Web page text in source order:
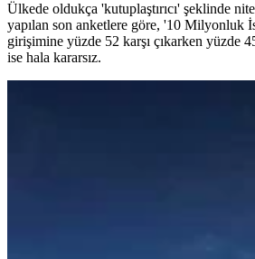
Ülkede oldukça 'kutuplaştırıcı' şeklinde
yapılan son anketlere göre, '10 Milyonluk
girişimine yüzde 52 karşı çıkarken yüzde
ise hala kararsız.